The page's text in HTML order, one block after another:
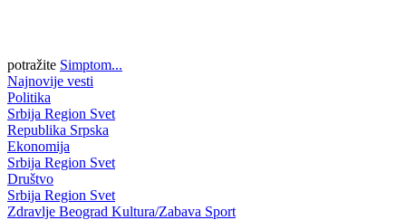
potražite Simptom...
Najnovije vesti
Politika
Srbija Region Svet
Republika Srpska
Ekonomija
Srbija Region Svet
Društvo
Srbija Region Svet
Zdravlje Beograd Kultura/Zabava Sport